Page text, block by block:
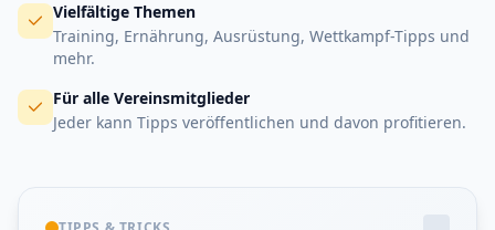
Vielfältige Themen
Training, Ernährung, Ausrüstung, Wettkampf-Tipps und
mehr.
Für alle Vereinsmitglieder
Jeder kann Tipps veröffentlichen und davon profitieren.